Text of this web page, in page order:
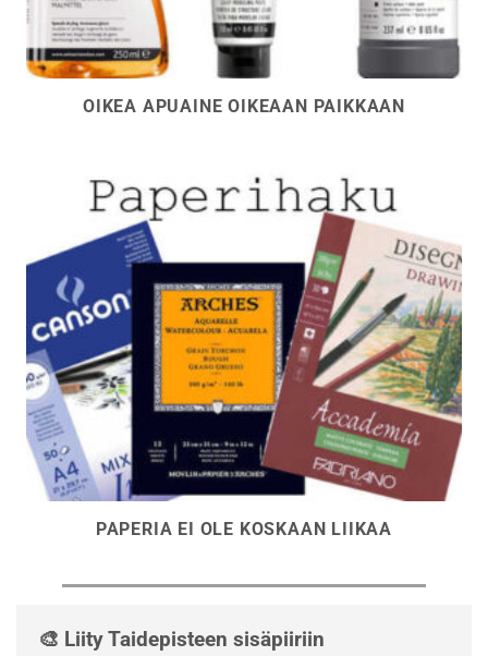
OIKEA APUAINE OIKEAAN PAIKKAAN
PAPERIA EI OLE KOSKAAN LIIKAA
🎨 Liity Taidepisteen sisäpiiriin